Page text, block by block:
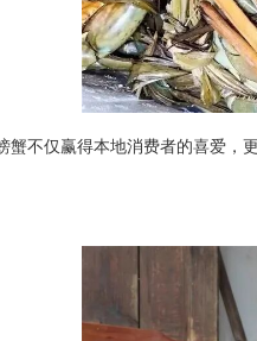
蟹不仅赢得本地消费者的喜爱，